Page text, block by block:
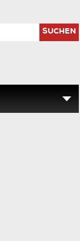
SUCHEN